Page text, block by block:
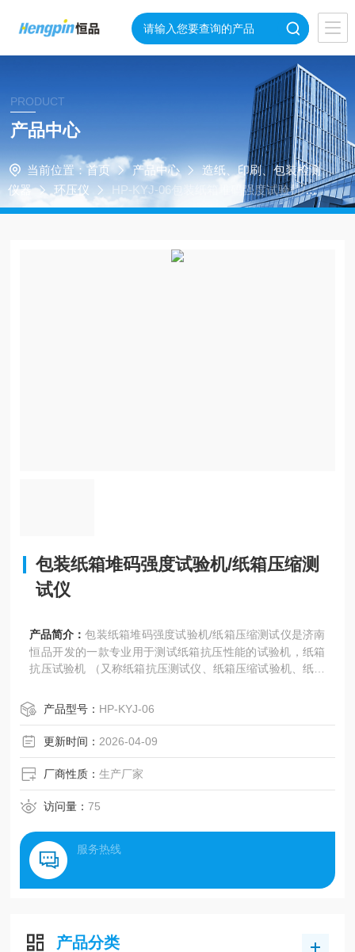
PRODUCT
产品中心
当前位置： 首页 产品中心
造纸、印刷、包装检测
仪器
环压仪
HP-KYJ-06包装纸箱堆码强度试验机/纸
箱压缩测试仪
包装纸箱堆码强度试验机/纸箱压缩测
试仪
产品简介：包装纸箱堆码强度试验机/纸箱压缩测试仪是济南
恒品开发的一款专业用于测试纸箱抗压性能的试验机，纸箱
抗压试验机 （又称纸箱抗压测试仪、纸箱压缩试验机、纸箱
基本仪器,适用于各类瓦楞纸箱的抗压强度试验和堆码强度试
验
产品型号： HP-KYJ-06
更新时间： 2026-04-09
厂商性质：生产厂家
访问量：75
服务热线
产品分类